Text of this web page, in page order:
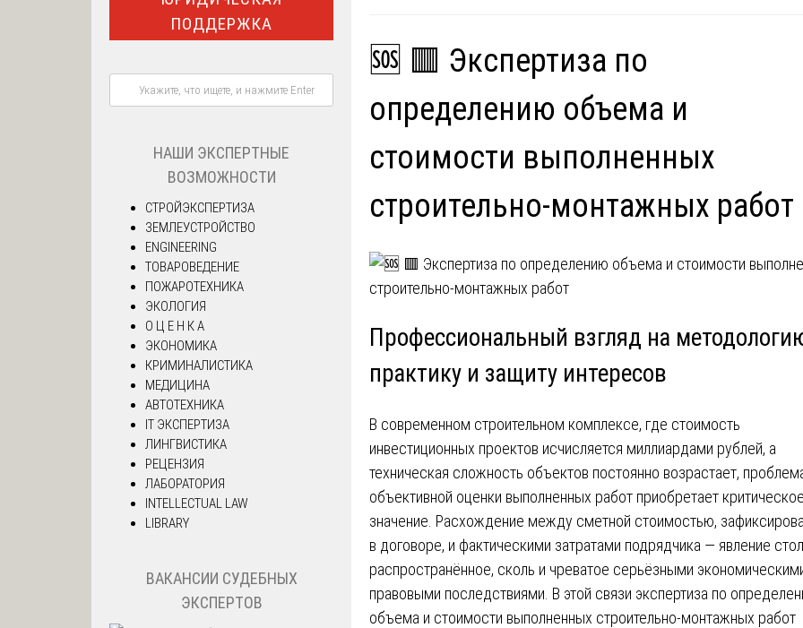
🆘 🟥 Экспертиза по
определению объема и
стоимости выполненных
строительно-монтажных работ
Профессиональный взгляд на
практику и защиту интересов
В современном строительном комплексе, где стоимость
инвестиционных проектов исчисляется миллиардами рублей, а
техническая сложность объектов постоянно возрастает,
объективной оценки выполненных работ приобретает критическое
значение. Расхождение между сметной стоимостью,
в договоре, и фактическими затратами подрядчика — явление
распространённое, сколь и чреватое серьёзными
правовыми последствиями. В этой связи экспертиза по
объема и стоимости выполненных строительно-монтажных работ
ПОДДЕРЖКА
НАШИ ЭКСПЕРТНЫЕ
ВОЗМОЖНОСТИ
СТРОЙЭКСПЕРТИЗА
ЗЕМЛЕУСТРОЙСТВО
ENGINEERING
ТОВАРОВЕДЕНИЕ
ПОЖАРОТЕХНИКА
ЭКОЛОГИЯ
О Ц Е Н К А
ЭКОНОМИКА
КРИМИНАЛИСТИКА
МЕДИЦИНА
АВТОТЕХНИКА
IT ЭКСПЕРТИЗА
ЛИНГВИСТИКА
РЕЦЕНЗИЯ
ЛАБОРАТОРИЯ
INTELLECTUAL LAW
LIBRARY
ВАКАНСИИ СУДЕБНЫХ
ЭКСПЕРТОВ